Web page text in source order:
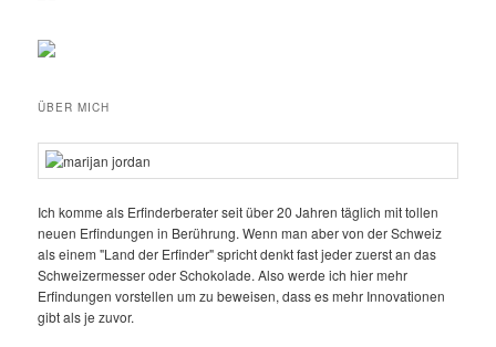
ÜBER MICH
Ich komme als Erfinderberater seit über 20 Jahren täglich mit tollen
neuen Erfindungen in Berührung. Wenn man aber von der Schweiz
als einem "Land der Erfinder" spricht denkt fast jeder zuerst an das
Schweizermesser oder Schokolade. Also werde ich hier mehr
Erfindungen vorstellen um zu beweisen, dass es mehr Innovationen
gibt als je zuvor.